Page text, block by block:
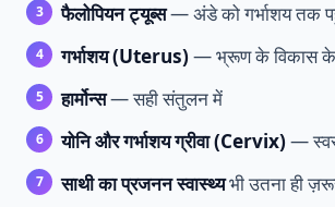
फैलोपियन ट्यूब्स— अंडे को गर्भाशय तक
गर्भाशय (Uterus)— भ्रूण के विकास के
हार्मोन्स— सही संतुलन में
योनि और गर्भाशय ग्रीवा (Cervix)—
साथी का प्रजनन स्वास्थ्यभी उतना ही